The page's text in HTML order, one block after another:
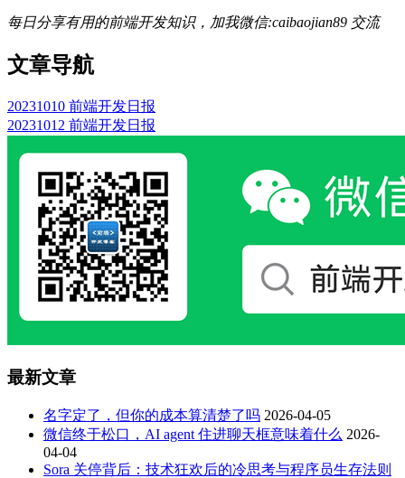
每日分享有用的前端开发知识，加我微信:caibaojian89 交流
文章导航
20231010 前端开发日报
20231012 前端开发日报
最新文章
名字定了，但你的成本算清楚了吗 2026-04-05
微信终于松口，AI agent 住进聊天框意味着什么 2026-
04-04
Sora 关停背后：技术狂欢后的冷思考与程序员生存法则